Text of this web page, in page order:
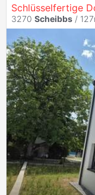
Schlüsselfertige
3270 Scheibbs /